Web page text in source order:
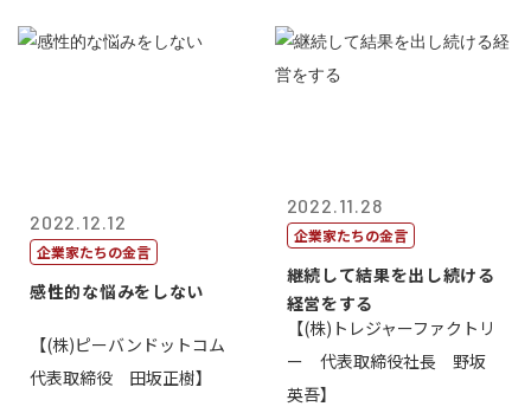
2022.12.12
企業家たちの金言
感性的な悩みをしない
【(株)ピーバンドットコム
代表取締役 田坂正樹】
2022.11.28
企業家たちの金言
継続して結果を出し続ける
経営をする
【(株)トレジャーファクトリ
ー 代表取締役社長 野坂
英吾】